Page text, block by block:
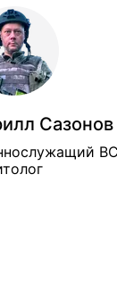
Сазонов